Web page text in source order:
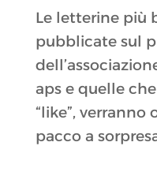
Le letterine più
pubblicate sul
aps e quelle
“like”,
pacco a